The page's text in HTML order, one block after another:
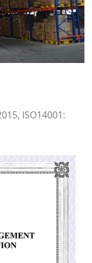
ISO14001: